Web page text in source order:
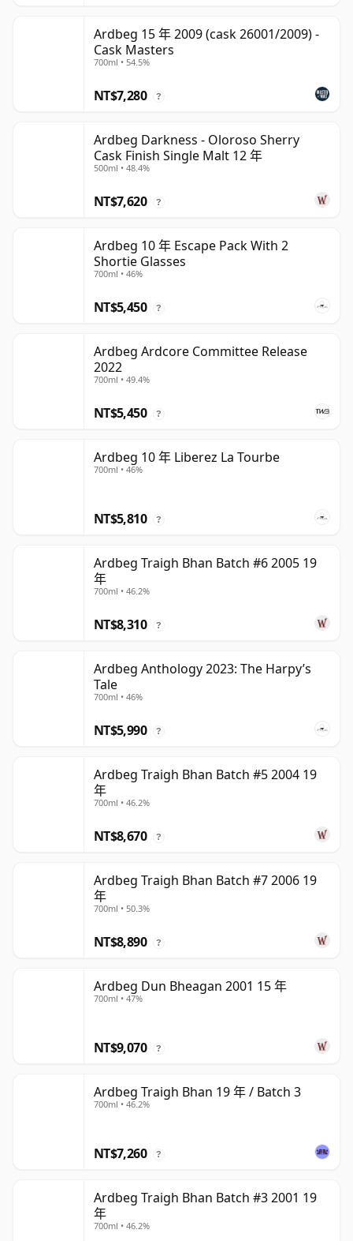
Ardbeg 15 年 2009 (cask 26001/2009) -
Cask Masters
700ml • 54.5%
NT$7,280 ?
Ardbeg Darkness - Oloroso Sherry
Cask Finish Single Malt 12 年
500ml • 48.4%
NT$7,620 ?
Ardbeg 10 年 Escape Pack With 2
Shortie Glasses
700ml • 46%
NT$5,450 ?
Ardbeg Ardcore Committee Release
2022
700ml • 49.4%
NT$5,450 ?
Ardbeg 10 年 Liberez La Tourbe
700ml • 46%
NT$5,810 ?
Ardbeg Traigh Bhan Batch #6 2005 19
年
700ml • 46.2%
NT$8,310 ?
Ardbeg Anthology 2023: The Harpy’s
Tale
700ml • 46%
NT$5,990 ?
Ardbeg Traigh Bhan Batch #5 2004 19
年
700ml • 46.2%
NT$8,670 ?
Ardbeg Traigh Bhan Batch #7 2006 19
年
700ml • 50.3%
NT$8,890 ?
Ardbeg Dun Bheagan 2001 15 年
700ml • 47%
NT$9,070 ?
Ardbeg Traigh Bhan 19 年 / Batch 3
700ml • 46.2%
NT$7,260 ?
Ardbeg Traigh Bhan Batch #3 2001 19
年
700ml • 46.2%